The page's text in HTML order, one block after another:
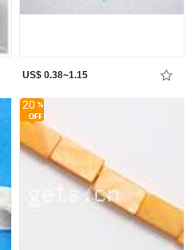
US$ 0.38~1.15
20